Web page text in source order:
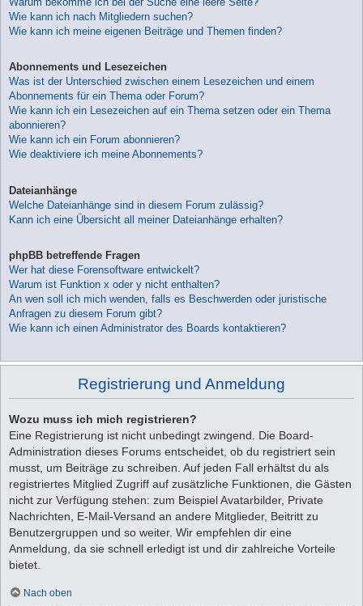
Wie kann ich nach Mitgliedern suchen?
Wie kann ich meine eigenen Beiträge und Themen finden?
Abonnements und Lesezeichen
Was ist der Unterschied zwischen einem Lesezeichen und einem
Abonnements für ein Thema oder Forum?
Wie kann ich ein Lesezeichen auf ein Thema setzen oder ein Thema
abonnieren?
Wie kann ich ein Forum abonnieren?
Wie deaktiviere ich meine Abonnements?
Dateianhänge
Welche Dateianhänge sind in diesem Forum zulässig?
Kann ich eine Übersicht all meiner Dateianhänge erhalten?
phpBB betreffende Fragen
Wer hat diese Forensoftware entwickelt?
Warum ist Funktion x oder y nicht enthalten?
An wen soll ich mich wenden, falls es Beschwerden oder juristische
Anfragen zu diesem Forum gibt?
Wie kann ich einen Administrator des Boards kontaktieren?
Registrierung und Anmeldung
Wozu muss ich mich registrieren?
Eine Registrierung ist nicht unbedingt zwingend. Die Board-
Administration dieses Forums entscheidet, ob du registriert sein
musst, um Beiträge zu schreiben. Auf jeden Fall erhältst du als
registriertes Mitglied Zugriff auf zusätzliche Funktionen, die Gästen
nicht zur Verfügung stehen: zum Beispiel Avatarbilder, Private
Nachrichten, E-Mail-Versand an andere Mitglieder, Beitritt zu
Benutzergruppen und so weiter. Wir empfehlen dir eine
Anmeldung, da sie schnell erledigt ist und dir zahlreiche Vorteile
bietet.
Nach oben